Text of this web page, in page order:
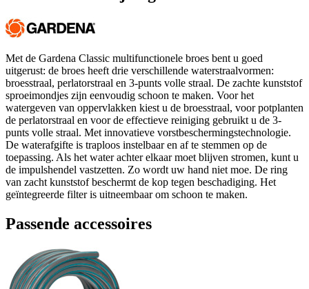
Met de Gardena Classic multifunctionele broes bent u goed
uitgerust: de broes heeft drie verschillende waterstraalvormen:
broesstraal, perlatorstraal en 3-punts volle straal. De zachte kunststof
sproeimondjes zijn eenvoudig schoon te maken. Voor het
watergeven van oppervlakken kiest u de broesstraal, voor potplanten
de perlatorstraal en voor de effectieve reiniging gebruikt u de 3-
punts volle straal. Met innovatieve vorstbeschermingstechnologie.
De waterafgifte is traploos instelbaar en af te stemmen op de
toepassing. Als het water achter elkaar moet blijven stromen, kunt u
de impulshendel vastzetten. Zo wordt uw hand niet moe. De ring
van zacht kunststof beschermt de kop tegen beschadiging. Het
geïntegreerde filter is uitneembaar om schoon te maken.
Passende accessoires